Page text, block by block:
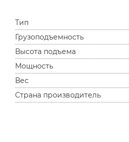
Тип
Грузоподъемность
Высота подъема
Мощность
Вес
Страна производитель